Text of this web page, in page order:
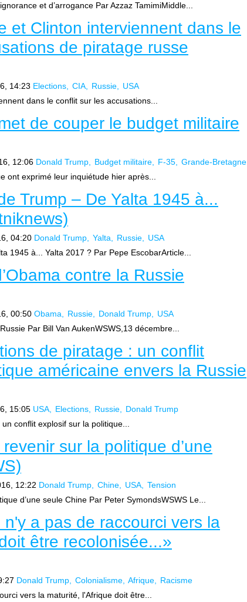
et d’arrogance Par Azzaz TamimiMiddle...
et Clinton interviennent dans le
de piratage russe
14:23 Elections CIA Russie
USA
dans le conflit sur les accusations...
de couper le budget militaire
12:06 Donald Trump Budget militaire F-35
Grande-Bretagne
ont exprimé leur inquiétude hier après...
Trump – De Yalta 1945 à...
04:20 Donald Trump Yalta Russie
USA
1945 à... Yalta 2017 ? Par Pepe EscobarArticle...
contre la Russie
00:50 Obama Russie Donald Trump
USA
Par Bill Van AukenWSWS,13 décembre...
de piratage : un conflit
américaine envers la Russie
15:05 USA Elections Russie
Donald Trump
conflit explosif sur la politique...
sur la politique d’une
12:22 Donald Trump Chine USA
Tension
d’une seule Chine Par Peter SymondsWSWS Le...
n'y a pas de raccourci vers la
être recolonisée...»
Donald Trump Colonialisme Afrique
Racisme
vers la maturité, l'Afrique doit être...